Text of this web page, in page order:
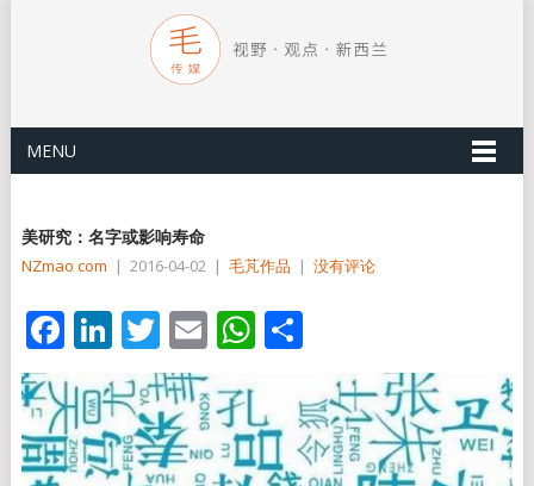
MENU
美研究：名字或影响寿命
NZmao com | 2016-04-02 | 毛芃作品 | 没有评论
Facebook
LinkedIn
Twitter
EmailWhatsApp
分
享